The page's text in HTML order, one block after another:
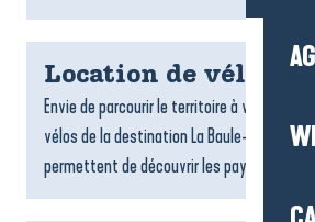
Location de vélos
Envie de parcourir le territoire à votre
vélos de la destination La Baule-Presqu’île
permettent de découvrir les paysages, les